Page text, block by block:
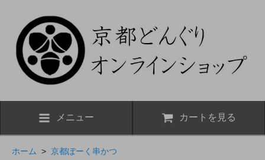
メニュー カートを見る
ホーム > 京都ぽーく串かつ